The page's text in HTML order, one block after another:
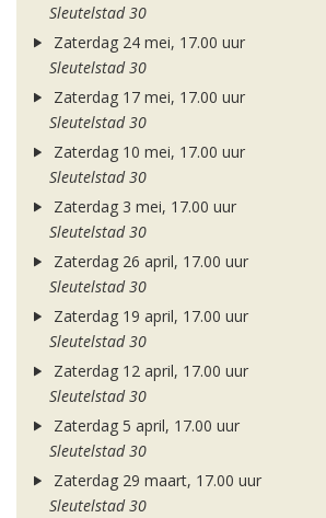
Sleutelstad 30
Zaterdag 24 mei, 17.00 uur
Sleutelstad 30
Zaterdag 17 mei, 17.00 uur
Sleutelstad 30
Zaterdag 10 mei, 17.00 uur
Sleutelstad 30
Zaterdag 3 mei, 17.00 uur
Sleutelstad 30
Zaterdag 26 april, 17.00 uur
Sleutelstad 30
Zaterdag 19 april, 17.00 uur
Sleutelstad 30
Zaterdag 12 april, 17.00 uur
Sleutelstad 30
Zaterdag 5 april, 17.00 uur
Sleutelstad 30
Zaterdag 29 maart, 17.00 uur
Sleutelstad 30